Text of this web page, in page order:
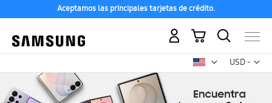
Aceptamos las principales tarjetas de crédito.
USD -
dólar
Mi carrito